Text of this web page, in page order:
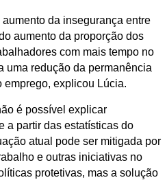
da insegurança entre
aumento da proporção dos
com mais tempo no
uma redução da permanência
emprego, explicou Lúcia.
é possível explicar
a partir das estatísticas do
atual pode ser mitigada por
e outras iniciativas no
protetivas, mas a solução